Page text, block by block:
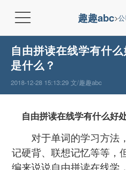
 趣趣abc>
自由拼读在线学有什
是什么？
2018-12-28 15:13:29 文/趣趣abc
自由拼读在线学有什么好
对于单词的学习方法
记硬背、联想记忆等等，
编来说说自由拼读在线学